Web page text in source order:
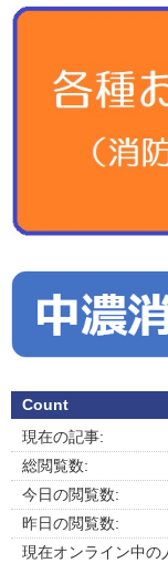
Count
現在の記事:
総閲覧数:
今日の閲覧数:
昨日の閲覧数:
現在オンライン中の